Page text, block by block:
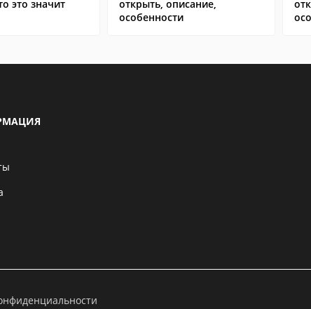
это значит
открыть, описание,
особенности